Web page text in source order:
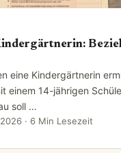
eine Kindergärtnerin
einem 14-jährigen
soll …
· 6 Min Lesezeit